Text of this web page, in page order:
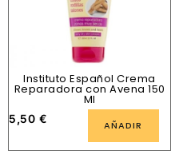
Instituto Español Crema
Reparadora con Avena 150
Ml
5,50 € AÑADIR